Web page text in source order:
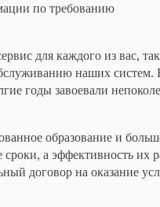
по требованию
для каждого из вас,
наших систем.
годы завоевали
образование и
а эффективность их
договор на оказание